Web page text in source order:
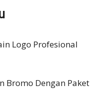
Logo Profesional
Bromo Dengan Paket